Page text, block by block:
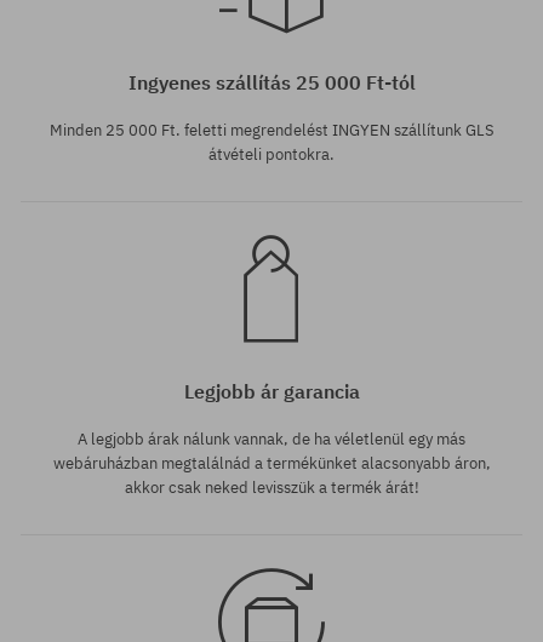
Ingyenes szállítás 25 000 Ft-tól
Minden 25 000 Ft. feletti megrendelést INGYEN szállítunk GLS
átvételi pontokra.
Legjobb ár garancia
A legjobb árak nálunk vannak, de ha véletlenül egy más
webáruházban megtalálnád a termékünket alacsonyabb áron,
akkor csak neked levisszük a termék árát!